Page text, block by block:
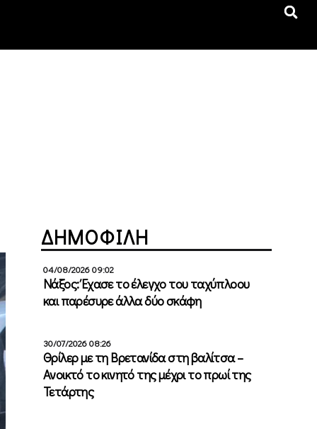
ΔΗΜΟΦΙΛΗ
04/08/2026 09:02
Νάξος: Έχασε το έλεγχο του ταχύπλοου
και παρέσυρε άλλα δύο σκάφη
30/07/2026 08:26
Θρίλερ με τη Βρετανίδα στη βαλίτσα –
Ανοικτό το κινητό της μέχρι το πρωί της
Τετάρτης